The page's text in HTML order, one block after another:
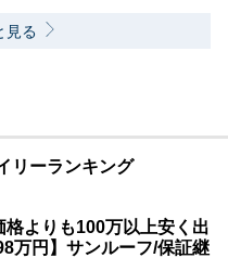
見る
リーランキング
よりも100万以上安く出
万円】サンルーフ/保証継